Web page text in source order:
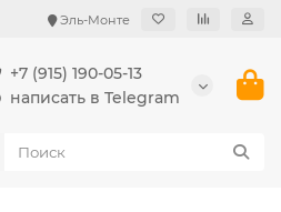
Эль-Монте
+7 (915) 190-05-13
написать в Telegram